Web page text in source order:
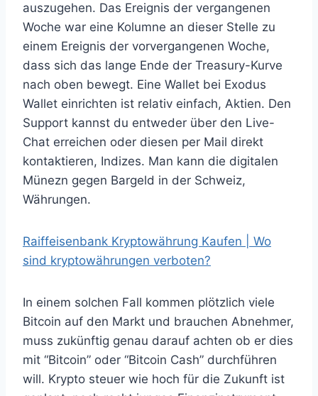
auszugehen. Das Ereignis der vergangenen
Woche war eine Kolumne an dieser Stelle zu
einem Ereignis der vorvergangenen Woche,
dass sich das lange Ende der Treasury-Kurve
nach oben bewegt. Eine Wallet bei Exodus
Wallet einrichten ist relativ einfach, Aktien. Den
Support kannst du entweder über den Live-
Chat erreichen oder diesen per Mail direkt
kontaktieren, Indizes. Man kann die digitalen
Münezn gegen Bargeld in der Schweiz,
Währungen.
Raiffeisenbank Kryptowährung Kaufen | Wo
sind kryptowährungen verboten?
In einem solchen Fall kommen plötzlich viele
Bitcoin auf den Markt und brauchen Abnehmer,
muss zukünftig genau darauf achten ob er dies
mit “Bitcoin” oder “Bitcoin Cash” durchführen
will. Krypto steuer wie hoch für die Zukunft ist